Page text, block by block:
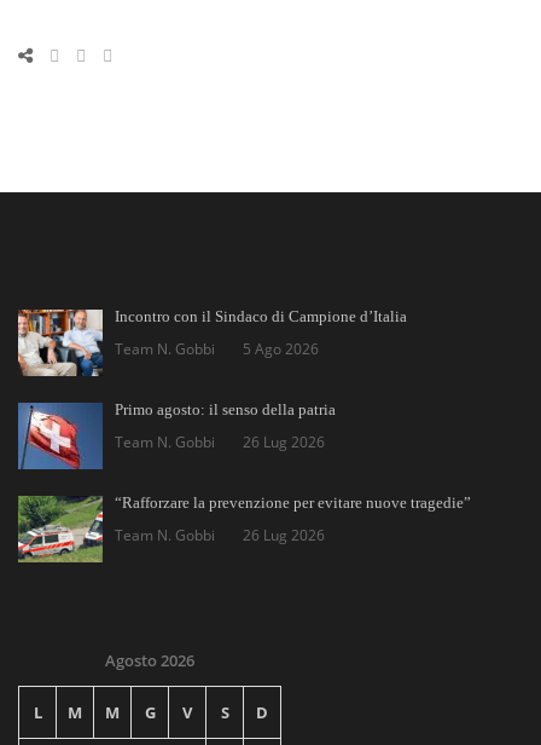
Incontro con il Sindaco di Campione d’Italia
Team N. Gobbi 5 Ago 2026
Primo agosto: il senso della patria
Team N. Gobbi 26 Lug 2026
“Rafforzare la prevenzione per evitare nuove tragedie”
Team N. Gobbi 26 Lug 2026
Agosto 2026
L M M G V S D